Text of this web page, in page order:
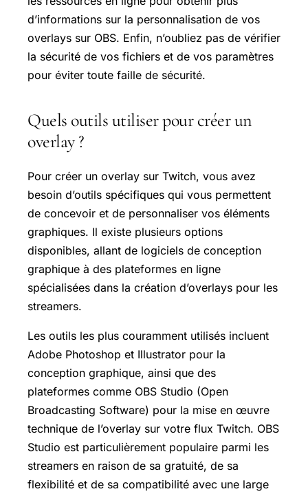
d’informations sur la personnalisation de vos
overlays sur OBS. Enfin, n’oubliez pas de vérifier
la sécurité de vos fichiers et de vos paramètres
pour éviter toute faille de sécurité.
Quels outils utiliser pour créer un
overlay ?
Pour créer un overlay sur Twitch, vous avez
besoin d’outils spécifiques qui vous permettent
de concevoir et de personnaliser vos éléments
graphiques. Il existe plusieurs options
disponibles, allant de logiciels de conception
graphique à des plateformes en ligne
spécialisées dans la création d’overlays pour les
streamers.
Les outils les plus couramment utilisés incluent
Adobe Photoshop et Illustrator pour la
conception graphique, ainsi que des
plateformes comme OBS Studio (Open
Broadcasting Software) pour la mise en œuvre
technique de l’overlay sur votre flux Twitch. OBS
Studio est particulièrement populaire parmi les
streamers en raison de sa gratuité, de sa
flexibilité et de sa compatibilité avec une large